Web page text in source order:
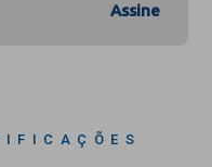
Assine